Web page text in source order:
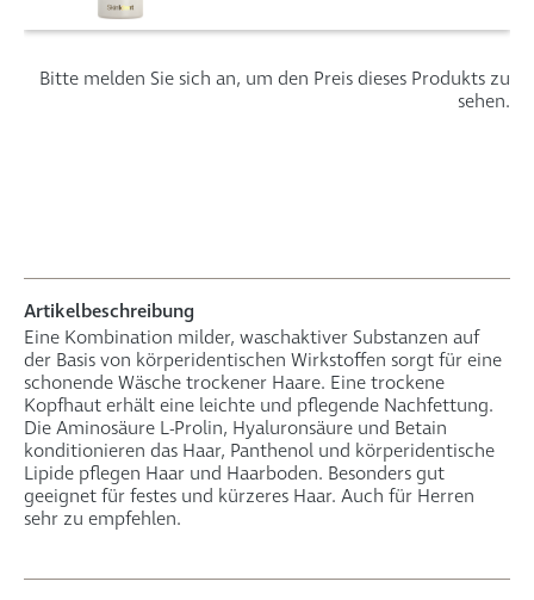
Bitte melden Sie sich an, um den Preis dieses Produkts zu
sehen.
Artikelbeschreibung
Eine Kombination milder, waschaktiver Substanzen auf
der Basis von körperidentischen Wirkstoffen sorgt für eine
schonende Wäsche trockener Haare. Eine trockene
Kopfhaut erhält eine leichte und pflegende Nachfettung.
Die Aminosäure L-Prolin, Hyaluronsäure und Betain
konditionieren das Haar, Panthenol und körperidentische
Lipide pflegen Haar und Haarboden. Besonders gut
geeignet für festes und kürzeres Haar. Auch für Herren
sehr zu empfehlen.